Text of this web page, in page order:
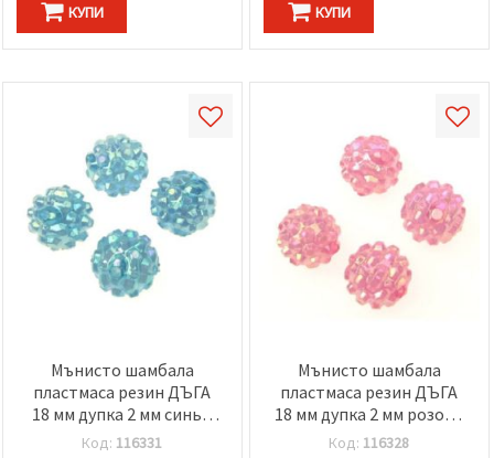
КУПИ КУПИ
Мънисто шамбала
пластмаса резин ДЪГА
18 мм дупка 2 мм синьо
-4 броя
Код: 116331
Мънисто шамбала
пластмаса резин ДЪГА
18 мм дупка 2 мм розово
-4 броя
Код: 116328